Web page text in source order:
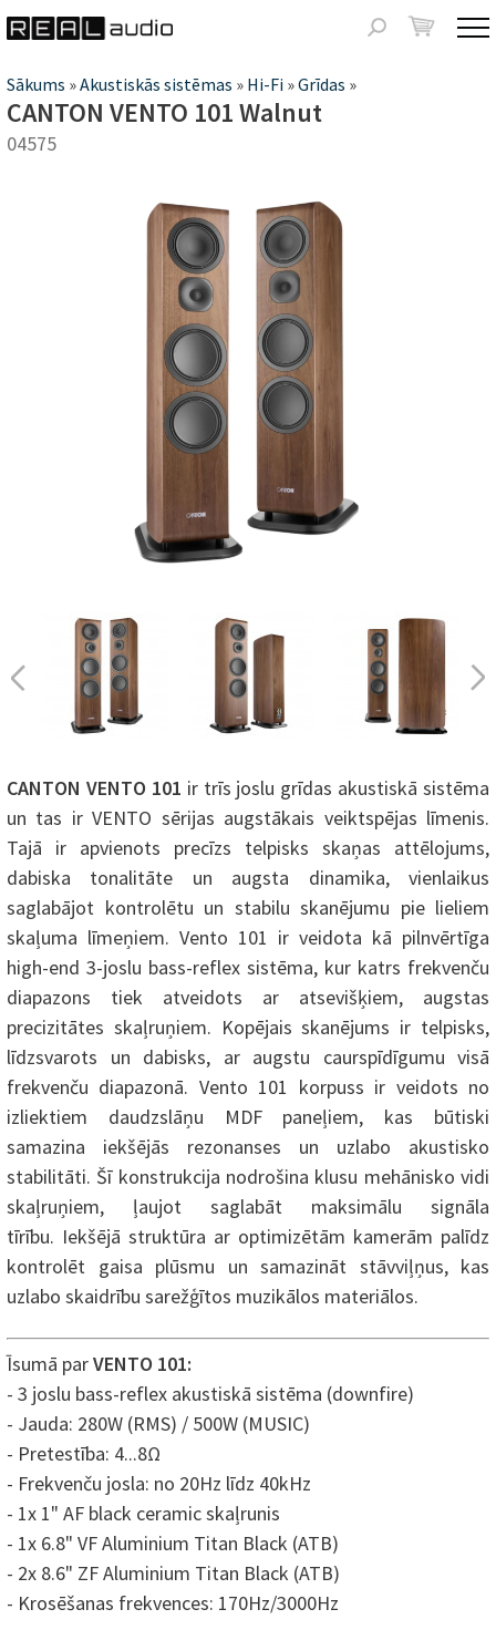
Meklēšanas
Jūs
atrodaties
Sākums »Akustiskās sistēmas » Hi-Fi »Grīdas »
CANTON VENTO 101 Walnut
04575
CANTON VENTO 101 ir trīs joslu grīdas akustiskā sistēma
un tas ir VENTO sērijas augstākais veiktspējas līmenis.
Tajā ir apvienots precīzs telpisks skaņas attēlojums,
dabiska tonalitāte un augsta dinamika, vienlaikus
saglabājot kontrolētu un stabilu skanējumu pie lieliem
skaļuma līmeņiem. Vento 101 ir veidota kā pilnvērtīga
high-end 3-joslu bass-reflex sistēma, kur katrs frekvenču
diapazons tiek atveidots ar atsevišķiem, augstas
precizitātes skaļruņiem. Kopējais skanējums ir telpisks,
līdzsvarots un dabisks, ar augstu caurspīdīgumu visā
frekvenču diapazonā. Vento 101 korpuss ir veidots no
izliektiem daudzslāņu MDF paneļiem, kas būtiski
samazina iekšējās rezonanses un uzlabo akustisko
stabilitāti. Šī konstrukcija nodrošina klusu mehānisko vidi
skaļruņiem, ļaujot saglabāt maksimālu signāla
tīrību. Iekšējā struktūra ar optimizētām kamerām palīdz
kontrolēt gaisa plūsmu un samazināt stāvviļņus, kas
uzlabo skaidrību sarežģītos muzikālos materiālos.
Īsumā parVENTO 101:
- 3 joslu bass-reflex akustiskā sistēma (downfire)
- Jauda: 280W (RMS) / 500W (MUSIC)
- Pretestība: 4...8Ω
- Frekvenču josla: no 20Hz līdz 40kHz
- 1x 1" AF black ceramic skaļrunis
- 1x 6.8" VF Aluminium Titan Black (ATB)
- 2x 8.6" ZF Aluminium Titan Black (ATB)
- Krosēšanas frekvences: 170Hz/3000Hz